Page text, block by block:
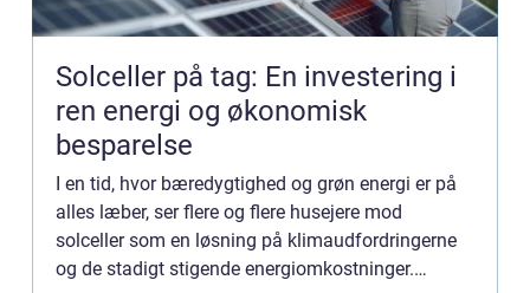
Solceller på tag: En investering i
ren energi og økonomisk
besparelse
I en tid, hvor bæredygtighed og grøn energi er på
alles læber, ser flere og flere husejere mod
solceller som en løsning på klimaudfordringerne
og de stadigt stigende energiomkostninger.